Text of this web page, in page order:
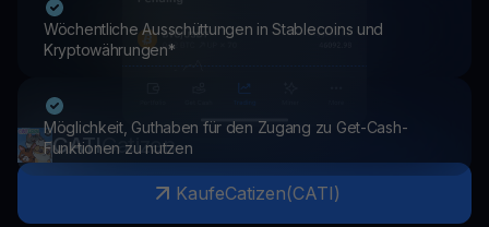
Wöchentliche Ausschüttungen in Stablecoins und
Kryptowährungen*
Möglichkeit, Guthaben für den Zugang zu Get-Cash-
Funktionen zu nutzen
CATICatizen
KaufeCatizen(CATI)